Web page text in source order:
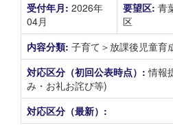
受付年月: 2026年
04月
要望区: 青
区
内容分類: 子育て＞放課後児童育
対応区分（初回公表時点）:情報
み・お礼お詫び等)
対応区分（最新）: